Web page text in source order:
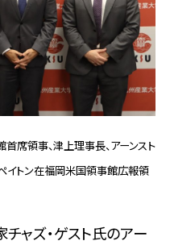
席領事、津上理事長、アーンスト
イトン在福岡米国領事館広報領
ャズ・ゲスト氏のアー